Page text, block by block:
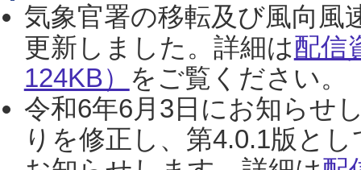
気象官署の移転及び風向風
更新しました。詳細は配信
124KB） をご覧ください。
令和6年6月3日にお知らせ
りを修正し、第4.0.1版と